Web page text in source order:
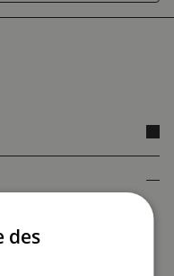
durabilité et
des